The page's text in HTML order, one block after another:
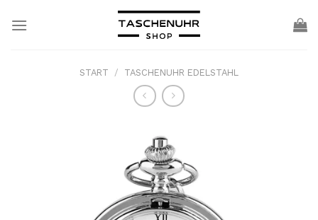
START / TASCHENUHR EDELSTAHL